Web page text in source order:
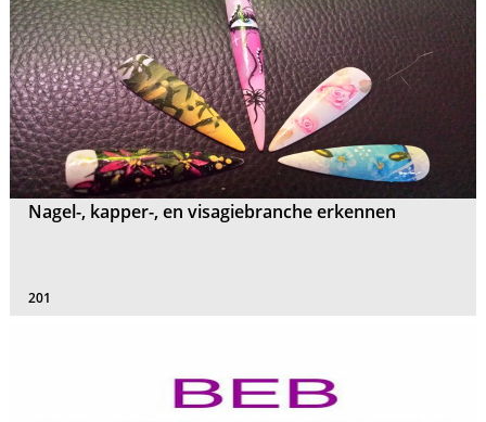
Nagel-, kapper-, en visagiebranche erkennen
201